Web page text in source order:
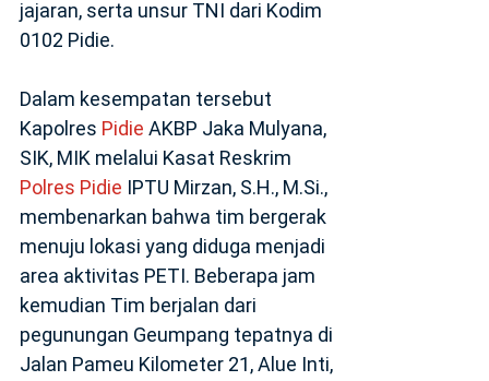
jajaran, serta unsur TNI dari Kodim
0102 Pidie.
‎Dalam kesempatan tersebut
Kapolres Pidie AKBP Jaka Mulyana,
SIK, MIK melalui Kasat Reskrim
Polres Pidie IPTU Mirzan, S.H., M.Si.,
membenarkan bahwa tim bergerak
menuju lokasi yang diduga menjadi
area aktivitas PETI. Beberapa jam
kemudian Tim berjalan dari
pegunungan Geumpang tepatnya di
Jalan Pameu Kilometer 21, Alue Inti,